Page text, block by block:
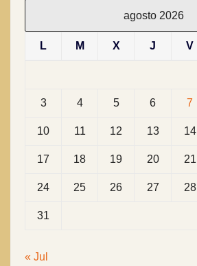
agosto 2026
L M X J V
3 4 5 6 7
10 11 12 13 14
17 18 19 20 21
24 25 26 27 28
31
« Jul